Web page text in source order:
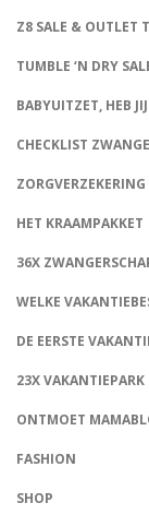
Z8 SALE & OUTLET
TUMBLE ‘N DRY
BABYUITZET, HEB
CHECKLIST
HET KRAAMPAKKET
36X
WELKE
DE EERSTE
23X VAKANTIEPARK
ONTMOET
FASHION
SHOP